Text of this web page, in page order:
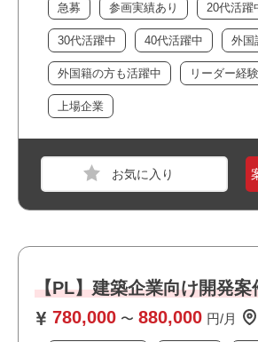
急募 参画実績あり 20代活躍
30代活躍中 40代活躍中 外国
外国籍の方も活躍中 リーダー経
上場企業
【PL】建築企業向け開発案
780,000 〜 880,000 円/月
・長期参画が可能な方
おすすめポイント
職種
PM
スキル
AWS,Azure
必須スキル
の管理含む）
等）
・数十拠点のネットワーク管理の知
・長期参画が可能な方